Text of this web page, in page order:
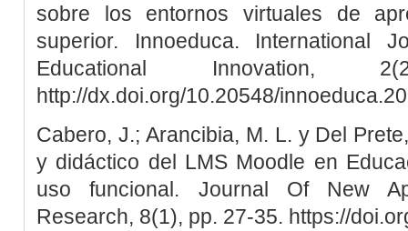
sobre los entornos virtuales de
superior. Innoeduca. International
Educational Innovation,
http://dx.doi.org/10.20548/
Cabero, J.; Arancibia, M. L. y Del
y didáctico del LMS Moodle en
uso funcional. Journal Of New
Research, 8(1), pp. 27-35. https://